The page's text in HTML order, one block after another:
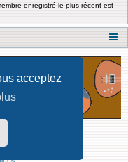
acceptez
enregistré le plus récent est
Limited